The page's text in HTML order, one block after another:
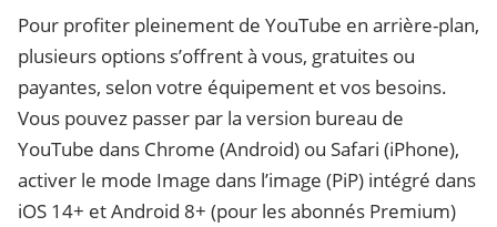
Pour profiter pleinement de YouTube en arrière-plan,
plusieurs options s’offrent à vous, gratuites ou
payantes, selon votre équipement et vos besoins.
Vous pouvez passer par la version bureau de
YouTube dans Chrome (Android) ou Safari (iPhone),
activer le mode Image dans l’image (PiP) intégré dans
iOS 14+ et Android 8+ (pour les abonnés Premium)